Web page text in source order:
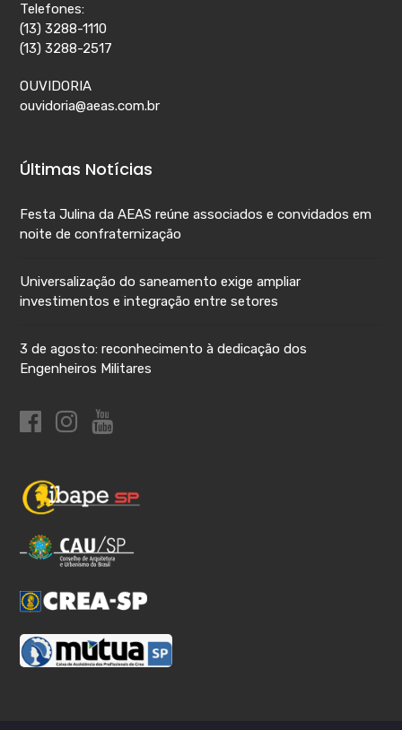
Telefones:
(13) 3288-1110
(13) 3288-2517
OUVIDORIA
ouvidoria@aeas.com.br
Últimas Notícias
Festa Julina da AEAS reúne associados e convidados em
noite de confraternização
Universalização do saneamento exige ampliar
investimentos e integração entre setores
3 de agosto: reconhecimento à dedicação dos
Engenheiros Militares